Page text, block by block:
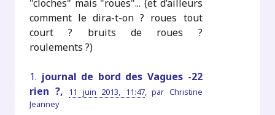
"cloches" mais "roues"... (et d’ailleurs
comment le dira-t-on ? roues tout
court ? bruits de roues ?
roulements ?)
1. journal de bord des Vagues -22
rien ?,
11 juin 2013, 11:47,par Christine
Jeanney